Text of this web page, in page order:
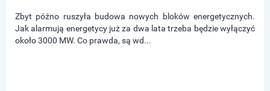
Zbyt późno ruszyła budowa nowych bloków energetycznych.
Jak alarmują energetycy już za dwa lata trzeba będzie wyłączyć
około 3000 MW. Co prawda, są wd...